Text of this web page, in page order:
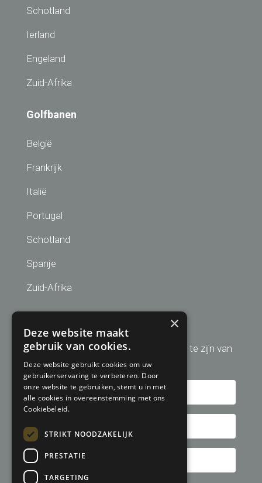
Schotland
Ierland
Engeland
Zuid-Afrika
Golfbanen
België
Frankrijk
Italië
Portugal
Schotland
Spanje
Zuid-Afrika
Schrijf u hier in om altijd op de hoogte te zijn van
de laatste golfreis aanbiedingen!
×
Deze website maakt
gebruik van cookies.
Deze website gebruikt cookies om uw
gebruikerservaring te verbeteren. Door
onze website te gebruiken, stemt u in met
alle cookies in overeenstemming met ons
Cookiebeleid.
STRIKT NOODZAKELIJK
PRESTATIE
TARGETING